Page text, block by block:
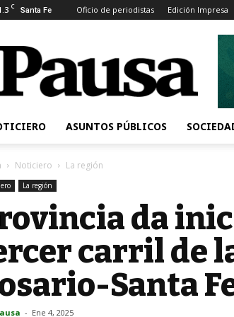
C Santa Fe Oficio de periodistas Edición Impresa
Pausa
ASUNTOS PÚBLICOS
Noticiero La región
La región
da
carril de
Santa
- Ene 4, 2025